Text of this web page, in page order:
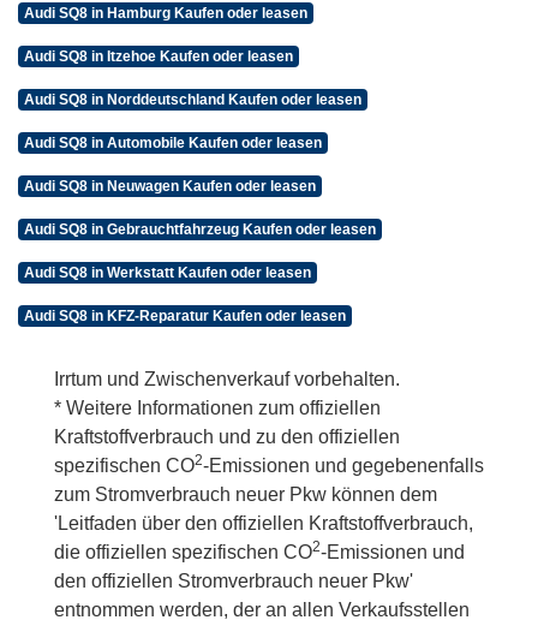
Audi SQ8 in Hamburg Kaufen oder leasen
Audi SQ8 in Itzehoe Kaufen oder leasen
Audi SQ8 in Norddeutschland Kaufen oder leasen
Audi SQ8 in Automobile Kaufen oder leasen
Audi SQ8 in Neuwagen Kaufen oder leasen
Audi SQ8 in Gebrauchtfahrzeug Kaufen oder leasen
Audi SQ8 in Werkstatt Kaufen oder leasen
Audi SQ8 in KFZ-Reparatur Kaufen oder leasen
Irrtum und Zwischenverkauf vorbehalten.
* Weitere Informationen zum offiziellen
Kraftstoffverbrauch und zu den offiziellen
spezifischen CO2-Emissionen und gegebenenfalls
zum Stromverbrauch neuer Pkw können dem
'Leitfaden über den offiziellen Kraftstoffverbrauch,
die offiziellen spezifischen CO2-Emissionen und
den offiziellen Stromverbrauch neuer Pkw'
entnommen werden, der an allen Verkaufsstellen